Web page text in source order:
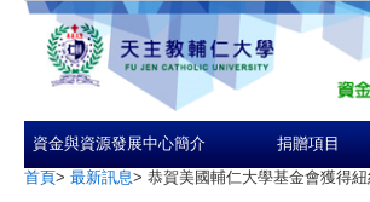
資金與資源發展中心簡介 捐贈項目
首頁> 最新訊息> 恭賀美國輔仁大學基金會獲得